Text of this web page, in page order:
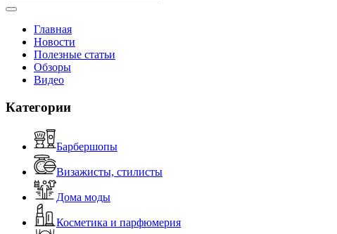
Главная
Новости
Полезные статьи
Обзоры
Видео
Категории
Барбершопы
Визажисты, стилисты
Дома моды
Косметика и парфюмерия